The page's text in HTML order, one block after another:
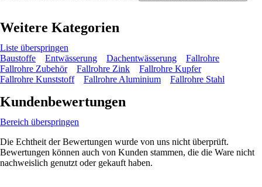
Weitere Kategorien
Liste überspringen
Baustoffe
Entwässerung Dachentwässerung
Fallrohre
Fallrohre Zubehör
Fallrohre Zink
Fallrohre Kupfer
Fallrohre Kunststoff
Fallrohre Aluminium Fallrohre Stahl
Kundenbewertungen
Bereich überspringen
Die Echtheit der Bewertungen wurde von uns nicht überprüft.
Bewertungen können auch von Kunden stammen, die die Ware nicht
nachweislich genutzt oder gekauft haben.